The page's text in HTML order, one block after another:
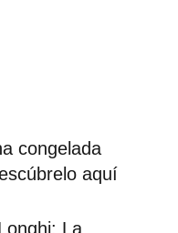
congelada
aquí
La